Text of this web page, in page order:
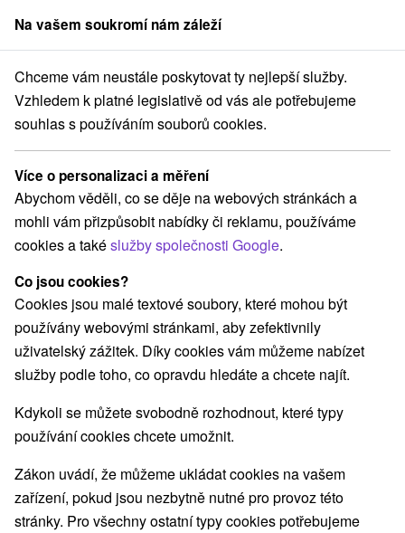
člen skupinySorger
1 772 Žilinský Baťův kanál - Splavy na biokoridoru u Vodního díla.
1 772 Žilinský Baťův kanál - Splavy
na biokoridoru u Vodního díla.
Navigovat do místa
batovkanalzilina@gmail.com
Facebook
Žilinský Baťov kanál
Vodné dielo Žilina
010 01 Mojš
GPS:
N +49° 13' 28.64''
E +18° 44' 26.12''
Na vašem soukromí nám záleží
Chceme vám neustále poskytovat ty nejlepší služby.
Vzhledem k platné legislativě od vás ale potřebujeme
souhlas s používáním souborů cookies.
Více o personalizaci a měření
Abychom věděli, co se děje na webových stránkách a
mohli vám přizpůsobit nabídky či reklamu, používáme
cookies a takéslužby společnosti Google.
Co jsou cookies?
Cookies jsou malé textové soubory, které mohou být
používány webovými stránkami, aby zefektivnily
uživatelský zážitek. Díky cookies vám můžeme nabízet
služby podle toho, co opravdu hledáte a chcete najít.
Kdykoli se můžete svobodně rozhodnout, které typy
používání cookies chcete umožnit.
Zákon uvádí, že můžeme ukládat cookies na vašem
zařízení, pokud jsou nezbytně nutné pro provoz této
stránky. Pro všechny ostatní typy cookies potřebujeme